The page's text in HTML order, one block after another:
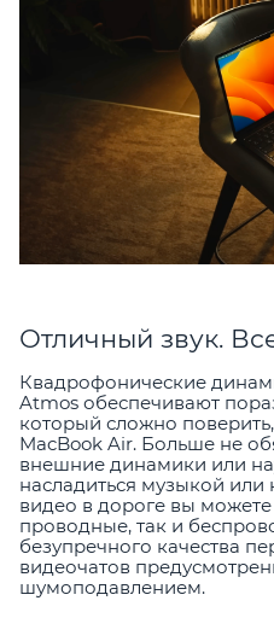
Отличный звук.
Квадрофонические
Atmos обеспечивают
который сложно
MacBook Air. Больше не
внешние динамики или
насладиться музыкой
видео в дороге вы можете
проводные, так и
безупречного качества
видеочатов
шумоподавлением.